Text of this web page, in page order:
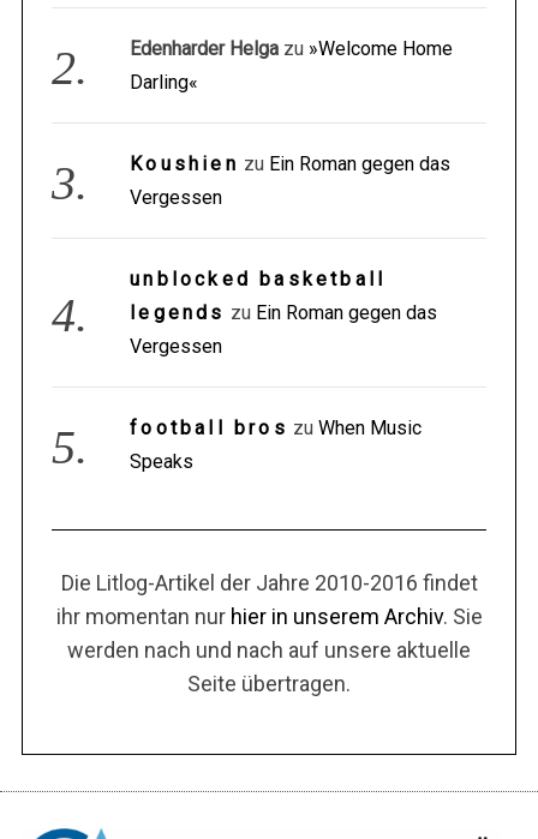
Edenharder Helga zu »Welcome Home
Darling«
Koushien zu Ein Roman gegen das
Vergessen
unblocked basketball
legends zu Ein Roman gegen das
Vergessen
football bros zu When Music
Speaks
Die Litlog-Artikel der Jahre 2010-2016 findet
ihr momentan nur hier in unserem Archiv. Sie
werden nach und nach auf unsere aktuelle
Seite übertragen.